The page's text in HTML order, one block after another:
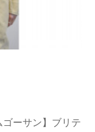
ゴーサン】ブリテ